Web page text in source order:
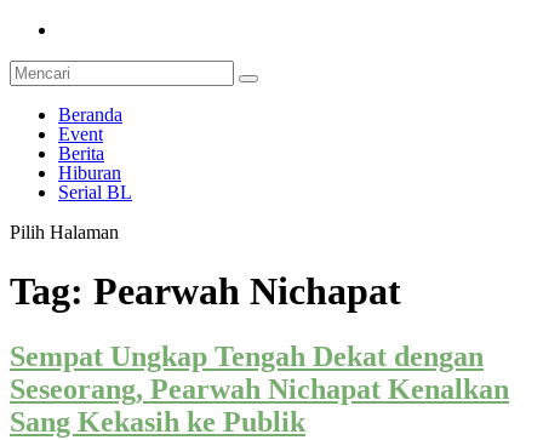
Beranda
Event
Berita
Hiburan
Serial BL
Pilih Halaman
Tag: Pearwah Nichapat
Sempat Ungkap Tengah Dekat dengan
Seseorang, Pearwah Nichapat Kenalkan
Sang Kekasih ke Publik